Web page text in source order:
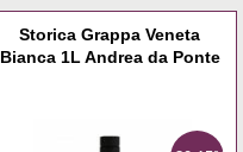
Storica Grappa Veneta
Bianca 1L Andrea da Ponte